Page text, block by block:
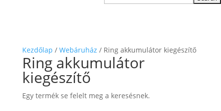
Kezdőlap / Webáruház / Ring akkumulátor kiegészítő
Ring akkumulátor
kiegészítő
Egy termék se felelt meg a keresésnek.